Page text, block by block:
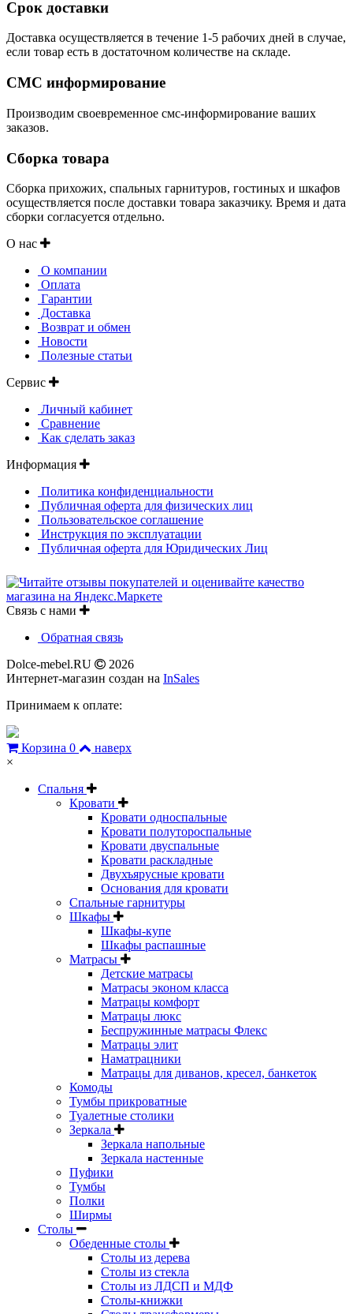
Срок доставки
Доставка осуществляется в течение 1-5 рабочих дней в случае,
если товар есть в достаточном количестве на складе.
СМС информирование
Производим своевременное смс-информирование ваших
заказов.
Сборка товара
Сборка прихожих, спальных гарнитуров, гостиных и шкафов
осуществляется после доставки товара заказчику. Время и дата
сборки согласуется отдельно.
О нас
О компании
Оплата
Гарантии
Доставка
Возврат и обмен
Новости
Полезные статьи
Сервис
Личный кабинет
Сравнение
Как сделать заказ
Информация
Политика конфиденциальности
Публичная оферта для физических лиц
Пользовательское соглашение
Инструкция по эксплуатации
Публичная оферта для Юридических Лиц
Связь с нами
Обратная связь
Dolce-mebel.RU
2026
Интернет-магазин создан на InSales
Принимаем к оплате:
Корзина 0
наверх
×
Спальня
Кровати
Кровати односпальные
Кровати полутороспальные
Кровати двуспальные
Кровати раскладные
Двухъярусные кровати
Основания для кровати
Спальные гарнитуры
Шкафы
Шкафы-купе
Шкафы распашные
Матрасы
Детские матрасы
Матрасы эконом класса
Матрацы комфорт
Матрацы люкс
Беспружинные матрасы Флекс
Матрацы элит
Наматрацники
Матрацы для диванов, кресел, банкеток
Комоды
Тумбы прикроватные
Туалетные столики
Зеркала
Зеркала напольные
Зеркала настенные
Пуфики
Тумбы
Полки
Ширмы
Столы
Обеденные столы
Столы из дерева
Столы из стекла
Столы из ЛДСП и МДФ
Столы-книжки